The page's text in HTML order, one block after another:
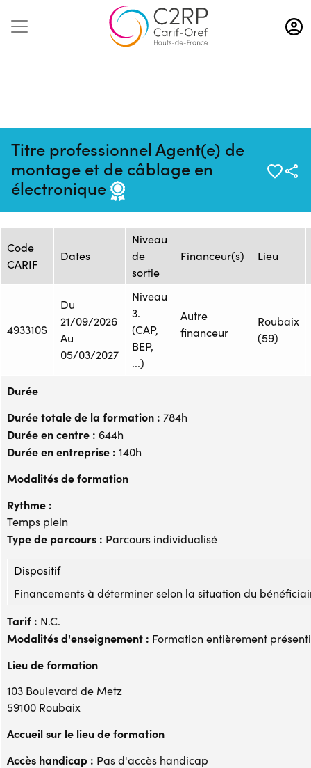
Aller
au
contenu
Titre professionnel Agent(e) de
montage et de câblage en
électronique
Mise à jour :
11/05/2026
Formation :
1619162
Source : FRESC - Site Beau
Chêne AREP/UFA
Session de formation
Code
CARIF
Dates
Niveau
de
sortie
Financeur(s) Lieu
493310S
Du
21/09/2026
Au
05/03/2027
Niveau
3.
(CAP,
BEP,
...)
Autre
financeur
Roubaix
(59)
Durée
Durée totale de la formation : 784h
Durée en centre : 644h
Durée en entreprise : 140h
Modalités de formation
Rythme :
Temps plein
Type de parcours : Parcours individualisé
Dispositif
Financements à déterminer selon la situation du
Tarif : N.C.
Modalités d'enseignement : Formation entièrement
Lieu de formation
103 Boulevard de Metz
59100 Roubaix
Accueil sur le lieu de formation
Accès handicap : Pas d'accès handicap